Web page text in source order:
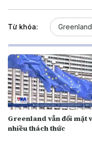
Từ khóa: Greenland
Greenland vẫn đối mặt
nhiều thách thức